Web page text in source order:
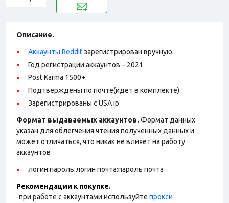
Описание.
Аккаунты Redditзарегистрирован вручную.
Год регистрации аккаунтов – 2021.
Post Karma 1500+.
Подтверждены по почте(идет в комплекте).
Зарегистрированы с USA ip
Формат выдаваемых аккаунтов. Формат данных
указан для облегчения чтения полученных данных и
может отличаться, что никак не влияет на работу
аккаунтов
логин:пароль:логин почта:пароль почта
Рекомендации к покупке.
-при работе с аккаунтами используйте прокси